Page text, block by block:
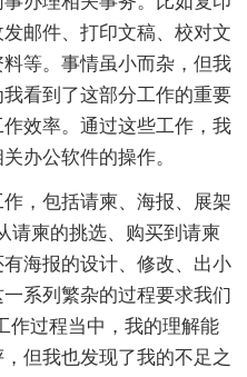
邮件、打印文稿、校对文
等。事情虽小而杂，但我
看到了这部分工作的重要
效率。通过这些工作，我
办公软件的操作。
，包括请柬、海报、展架
请柬的挑选、购买到请柬
海报的设计、修改、出小
系列繁杂的过程要求我们
作过程当中，我的理解能
但我也发现了我的不足之